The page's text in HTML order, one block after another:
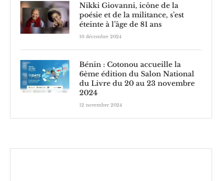
Nikki Giovanni, icône de la
poésie et de la militance, s’est
éteinte à l’âge de 81 ans
10 décembre 2024
Bénin : Cotonou accueille la
6ème édition du Salon National
du Livre du 20 au 23 novembre
2024
12 novembre 2024